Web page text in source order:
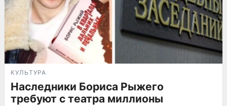
КУЛЬТУРА
Наследники Бориса Рыжего
требуют с театра миллионы